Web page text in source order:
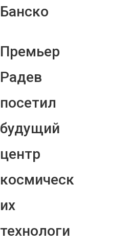
Банско
Премьер
Радев
посетил
будущий
центр
космическ
их
технологи